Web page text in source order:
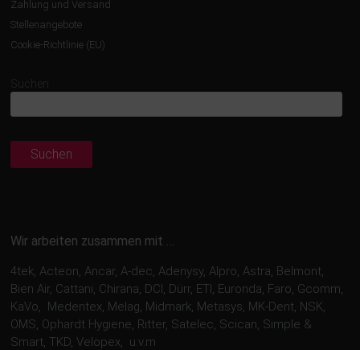
Zahlung und Versand
Stellenangebote
Cookie-Richtlinie (EU)
Suchen
Wir arbeiten zusammen mit …
4tek, Acteon, Ancar, A-dec, Adenysy, Alpro, Astra, Belmont,
Bien Air, Cattani, Chirana, DCI, Dürr, ETI, Euronda, Faro, Gcomm,
KaVo, Medentex, Melag, Midmark, Metasys, MK-Dent, NSK,
OMS, Ophardt Hygiene, Ritter, Satelec, Scican, Simple &
Smart, TKD, Velopex, u.v.m